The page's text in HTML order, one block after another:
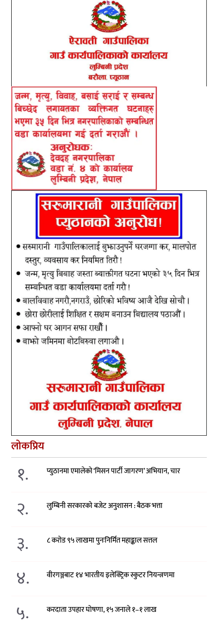
लोकप्रिय
१. प्युठानमा एमालेको ‘मिसन पार्टी जागरण’ अभियान, चार
२. लुम्बिनी सरकारको बजेट अनुशासन : बैठक भत्ता
३. ८ करोड ९५ लाखमा पुनःनिर्मित महाङ्काल सत्तल
४. वीरगञ्जबाट १४ भारतीय इलेक्ट्रिक स्कुटर नियन्त्रणमा
५. करदाता उपहार घोषणा, १५ जनाले १–१ लाख